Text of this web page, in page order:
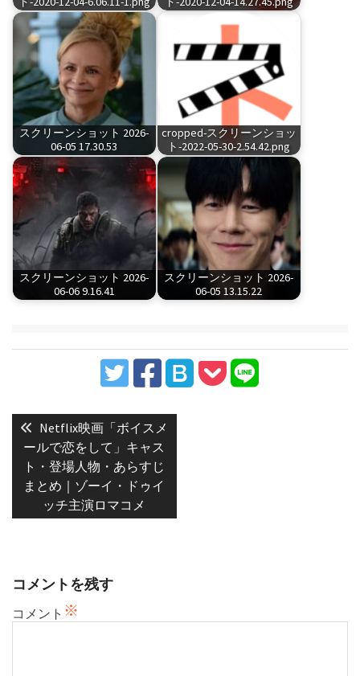
スクリーンショット 2026-
06-05 17.30.53
cropped-スクリーンショッ
ト-2022-05-30-2.54.42.png
スクリーンショット 2026-
06-06 9.16.41
スクリーンショット 2026-
06-05 13.15.22
稿
ナ
ゲ
Previous
post:
Netflix映画「ボイスメ
ールで恋をして」キャス
ト・登場人物・あらすじ
まとめ｜ゾーイ・ドゥイ
ッチ主演ロマコメ
コメントを残す
コメント ※